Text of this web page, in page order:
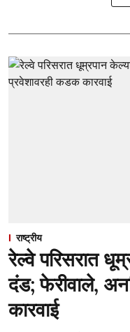
राष्ट्रीय
रेल्वे परिसरात
दंड; फेरीवाले,
कारवाई